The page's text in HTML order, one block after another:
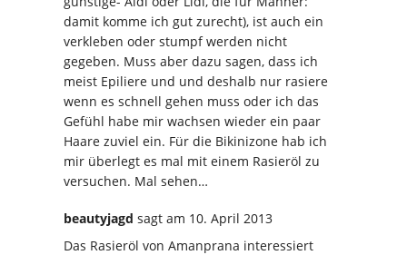
damit komme ich gut zurecht), ist auch ein
verkleben oder stumpf werden nicht
gegeben. Muss aber dazu sagen, dass ich
meist Epiliere und und deshalb nur rasiere
wenn es schnell gehen muss oder ich das
Gefühl habe mir wachsen wieder ein paar
Haare zuviel ein. Für die Bikinizone hab ich
mir überlegt es mal mit einem Rasieröl zu
versuchen. Mal sehen…
beautyjagd sagt am 10. April 2013
Das Rasieröl von Amanprana interessiert